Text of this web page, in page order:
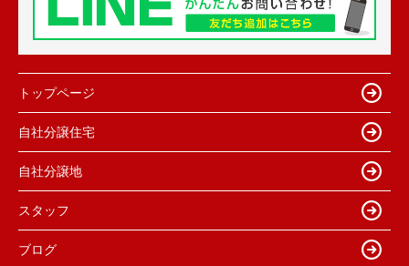
トップページ
自社分譲住宅
自社分譲地
スタッフ
ブログ